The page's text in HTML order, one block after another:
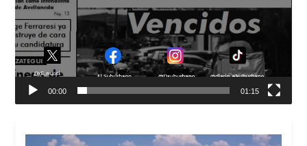
00:00 01:15